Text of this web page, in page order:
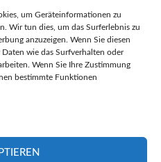
um Geräteinformationen zu
Wir tun dies, um das Surferlebnis zu
anzuzeigen. Wenn Sie diesen
wie das Surfverhalten oder
Wenn Sie Ihre Zustimmung
bestimmte Funktionen